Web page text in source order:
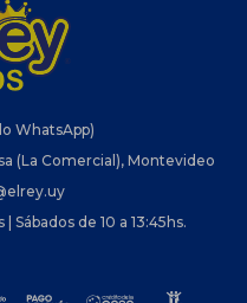
WhatsApp)
(La Comercial), Montevideo
Sábados de 10 a 13:45hs.